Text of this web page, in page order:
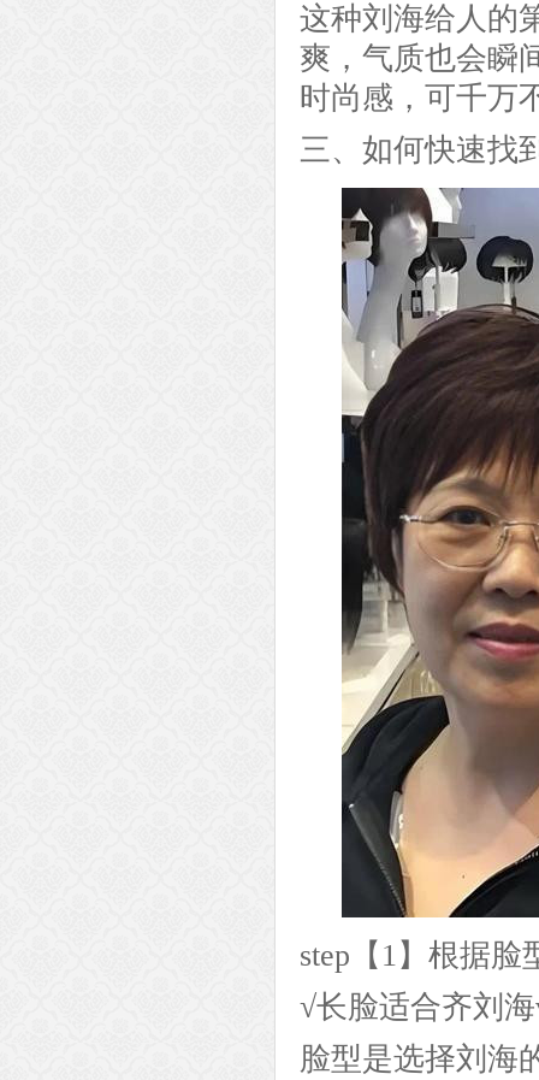
这种刘海给人的
爽，气质也会瞬
时尚感，可千万
三、如何快速找
step【1】根据脸
√长脸适合齐刘
脸型是选择刘海